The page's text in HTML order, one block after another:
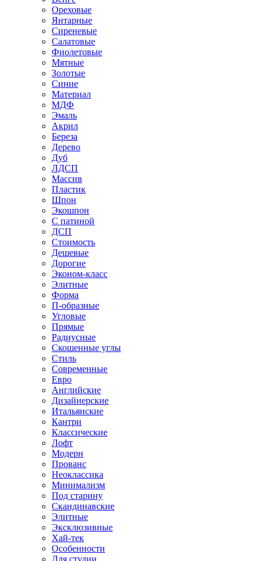
Ореховые
Янтарные
Сиреневые
Салатовые
Фиолетовые
Мятные
Золотые
Синие
Материал
МДФ
Эмаль
Акрил
Береза
Дерево
Дуб
ЛДСП
Массив
Пластик
Шпон
Экошпон
С патиной
ДСП
Стоимость
Дешевые
Дорогие
Эконом-класс
Элитные
Форма
П-образные
Угловые
Прямые
Радиусные
Скошенные углы
Стиль
Современные
Евро
Английские
Дизайнерские
Итальянские
Кантри
Классические
Лофт
Модерн
Прованс
Неоклассика
Минимализм
Под старину
Скандинавские
Элитные
Эксклюзивные
Хай-тек
Особенности
Для студии